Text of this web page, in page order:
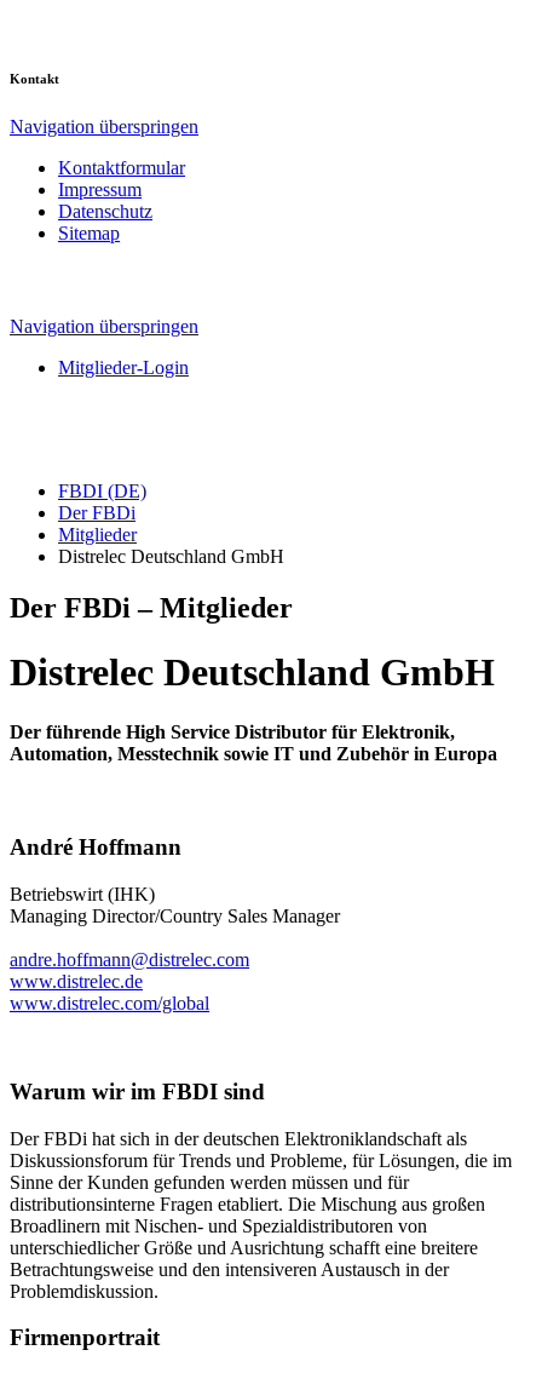
Kontakt
Navigation überspringen
Kontaktformular
Impressum
Datenschutz
Sitemap
Navigation überspringen
Mitglieder-Login
FBDI (DE)
Der FBDi
Mitglieder
Distrelec Deutschland GmbH
Der FBDi – Mitglieder
Distrelec Deutschland GmbH
Der führende High Service Distributor für Elektronik,
Automation, Messtechnik sowie IT und Zubehör in Europa
André Hoffmann
Betriebswirt (IHK)
Managing Director/Country Sales Manager
andre.hoffmann@distrelec.com
www.distrelec.de
www.distrelec.com/global
Warum wir im FBDI sind
Der FBDi hat sich in der deutschen Elektroniklandschaft als
Diskussionsforum für Trends und Probleme, für Lösungen, die im
Sinne der Kunden gefunden werden müssen und für
distributionsinterne Fragen etabliert. Die Mischung aus großen
Broadlinern mit Nischen- und Spezialdistributoren von
unterschiedlicher Größe und Ausrichtung schafft eine breitere
Betrachtungsweise und den intensiveren Austausch in der
Problemdiskussion.
Firmenportrait